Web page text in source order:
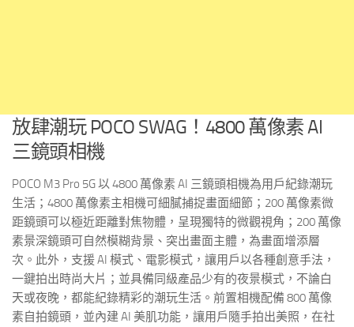
放肆潮玩 POCO SWAG！4800 萬像素 AI
三鏡頭相機
POCO M3 Pro 5G 以 4800 萬像素 AI 三鏡頭相機為用戶紀錄潮玩
生活；4800 萬像素主相機可細膩捕捉畫面細節；200 萬像素微
距鏡頭可以極近距離對焦物體，呈現獨特的微觀視角；200 萬像
素景深鏡頭可自然模糊背景、突出畫面主體，為畫面增添層
次。此外，支援 AI 模式、電影模式，讓用戶以各種創意手法，
一鍵拍出時尚大片；並具備同級產品少有的夜景模式，不論白
天或夜晚，都能紀錄精彩的潮玩生活。前置相機配備 800 萬像
素自拍鏡頭，並內建 AI 美肌功能，讓用戶隨手拍出美照，在社